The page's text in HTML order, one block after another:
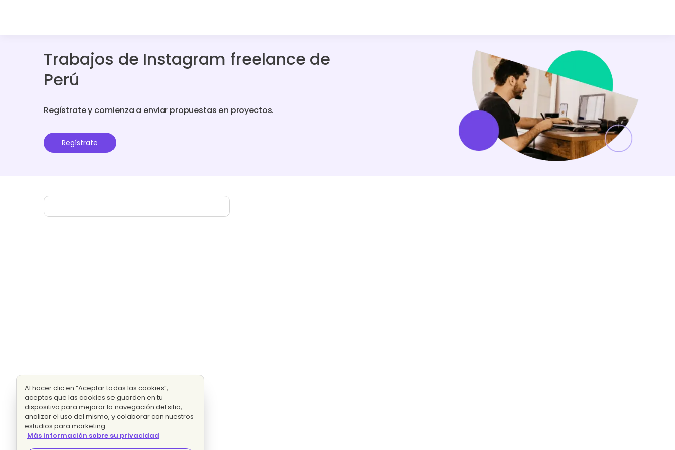
Trabajos de Instagram freelance de
Perú
Regístrate y comienza a enviar propuestas en proyectos.
Regístrate
Al hacer clic en “Aceptar todas las cookies”,
aceptas que las cookies se guarden en tu
dispositivo para mejorar la navegación del sitio,
analizar el uso del mismo, y colaborar con nuestros
estudios para marketing.
Más información sobre su privacidad